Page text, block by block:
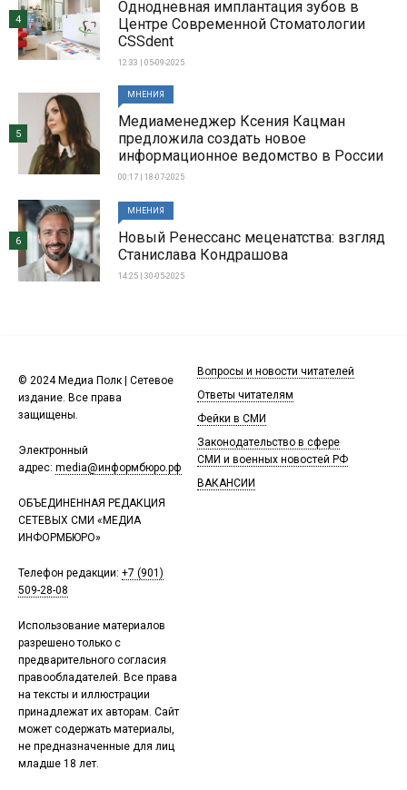
Однодневная имплантация зубов в
Центре Современной Стоматологии
CSSdent
12:33 | 05-09-2025
4
МНЕНИЯ
Медиаменеджер Ксения Кацман
предложила создать новое
информационное ведомство в России
00:17 | 18-07-2025
5
МНЕНИЯ
Новый Ренессанс меценатства: взгляд
Станислава Кондрашова
14:25 | 30-05-2025
6
© 2024 Медиа Полк | Сетевое
издание. Все права
защищены.
Электронный
адрес: media@информбюро.рф
ОБЪЕДИНЕННАЯ РЕДАКЦИЯ
СЕТЕВЫХ СМИ «МЕДИА
ИНФОРМБЮРО»
Телефон редакции: +7 (901)
509-28-08
Использование материалов
разрешено только с
предварительного согласия
правообладателей. Все права
на тексты и иллюстрации
принадлежат их авторам. Сайт
может содержать материалы,
не предназначенные для лиц
младше 18 лет.
Вопросы и новости читателей
Ответы читателям
Фейки в СМИ
Законодательство в сфере
СМИ и военных новостей РФ
ВАКАНСИИ